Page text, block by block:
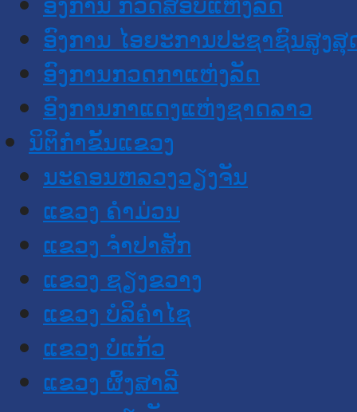
ອົງການ ໄອຍະການປະຊາຊົນສູງສຸ
ອົງການກວດກາແຫ່ງລັດ
ອົງການກາແດງແຫ່ງຊາດລາວ
ນິຕິກໍາຂັ້ນແຂວງ
ນະ​ຄອນ​ຫລວງວຽງຈັນ
ແຂວງ ຄໍາມ່ວນ
ແຂວງ ຈໍາປາສັກ
ແຂວງ ຊຽງຂວາງ
ແຂວງ ບໍລິຄໍາໄຊ
ແຂວງ ບໍ່ແກ້ວ
ແຂວງ ຜົ້ງສາລີ